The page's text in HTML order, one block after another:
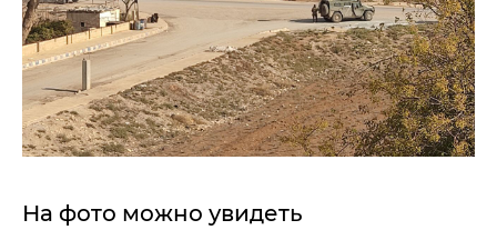
На фото можно увидеть